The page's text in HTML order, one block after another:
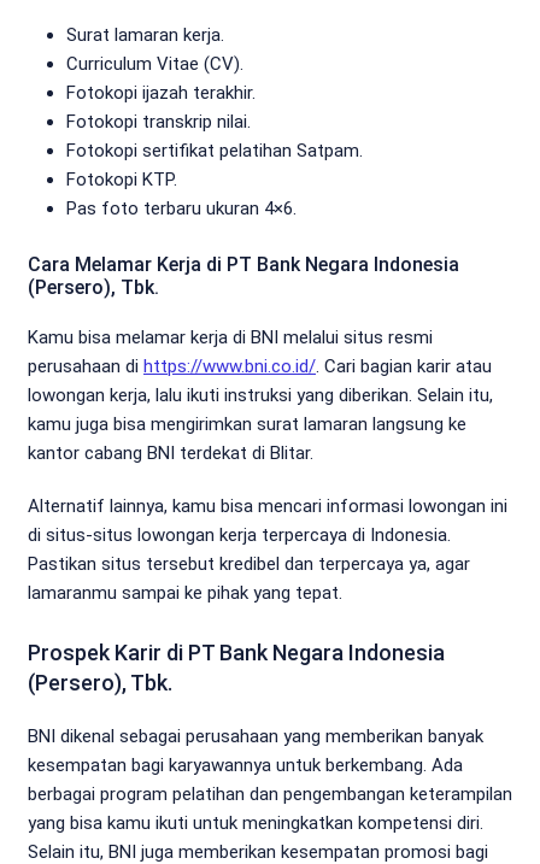
Surat lamaran kerja.
Curriculum Vitae (CV).
Fotokopi ijazah terakhir.
Fotokopi transkrip nilai.
Fotokopi sertifikat pelatihan Satpam.
Fotokopi KTP.
Pas foto terbaru ukuran 4×6.
Cara Melamar Kerja di PT Bank Negara Indonesia
(Persero), Tbk.
Kamu bisa melamar kerja di BNI melalui situs resmi
perusahaan di https://www.bni.co.id/. Cari bagian karir atau
lowongan kerja, lalu ikuti instruksi yang diberikan. Selain itu,
kamu juga bisa mengirimkan surat lamaran langsung ke
kantor cabang BNI terdekat di Blitar.
Alternatif lainnya, kamu bisa mencari informasi lowongan ini
di situs-situs lowongan kerja terpercaya di Indonesia.
Pastikan situs tersebut kredibel dan terpercaya ya, agar
lamaranmu sampai ke pihak yang tepat.
Prospek Karir di PT Bank Negara Indonesia
(Persero), Tbk.
BNI dikenal sebagai perusahaan yang memberikan banyak
kesempatan bagi karyawannya untuk berkembang. Ada
berbagai program pelatihan dan pengembangan keterampilan
yang bisa kamu ikuti untuk meningkatkan kompetensi diri.
Selain itu, BNI juga memberikan kesempatan promosi bagi